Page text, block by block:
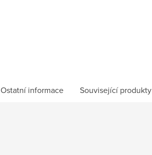
Ostatní informace Související produkty